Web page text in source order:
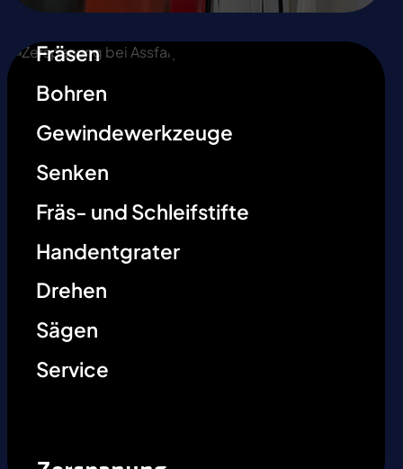
Fräsen
Bohren
Gewindewerkzeuge
Senken
Fräs- und Schleifstifte
Handentgrater
Drehen
Sägen
Service